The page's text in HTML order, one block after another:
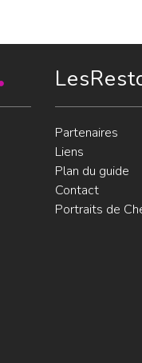
Partenaires
Liens
Plan du guide
Contact
Portraits de